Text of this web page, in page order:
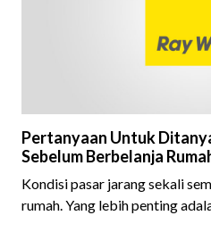
Pertanyaan Untuk
Sebelum Berbelanja
Kondisi pasar jarang sekali
rumah. Yang lebih penting